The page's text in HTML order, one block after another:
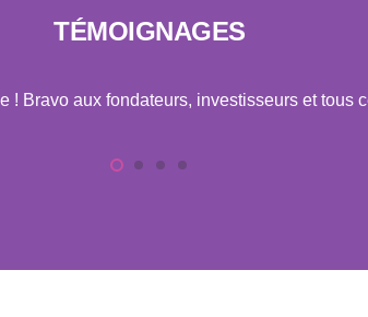
TÉMOIGNAGES
! Bravo aux fondateurs, investisseurs et tous